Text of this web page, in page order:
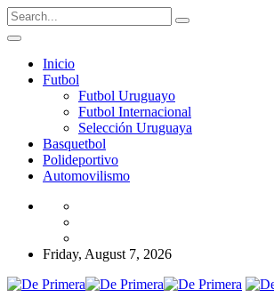
Inicio
Futbol
Futbol Uruguayo
Futbol Internacional
Selección Uruguaya
Basquetbol
Polideportivo
Automovilismo
Friday, August 7, 2026